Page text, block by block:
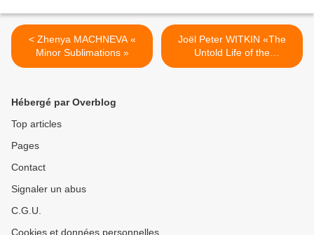
< Zhenya MACHNEVA «
Minor Sublimations »
Joël Peter WITKIN «The
Untold Life of the
Photograph» >
Hébergé par Overblog
Top articles
Pages
Contact
Signaler un abus
C.G.U.
Cookies et données personnelles